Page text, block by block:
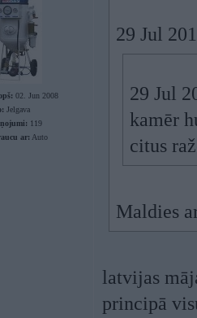
02. Jun 2008
Jelgava
119
ar: Auto
29 Jul
29 Jul
kamēr
citus
Maldies
latvijas
principā